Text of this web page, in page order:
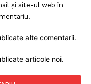
și site-ul web în
alte comentarii.
articole noi.